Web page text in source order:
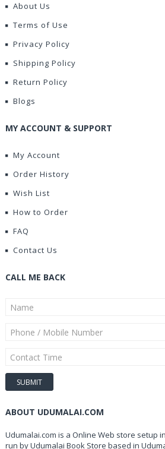
About Us
Terms of Use
Privacy Policy
Shipping Policy
Return Policy
Blogs
MY ACCOUNT & SUPPORT
My Account
Order History
Wish List
How to Order
FAQ
Contact Us
CALL ME BACK
ABOUT UDUMALAI.COM
Udumalai.com is a Online Web store setup
run by Udumalai Book Store based in